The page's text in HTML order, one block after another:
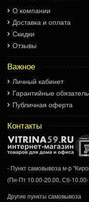
О компании
Доставка и оплата
Скидки
Отзывы
Важное
Личный кабинет
Гарантийные
Публичная оферта
Контакты
- Пункт самовывоза м-р
(Пн-Пт 10.00-20.00, Сб-
Другие пункты самовывоза